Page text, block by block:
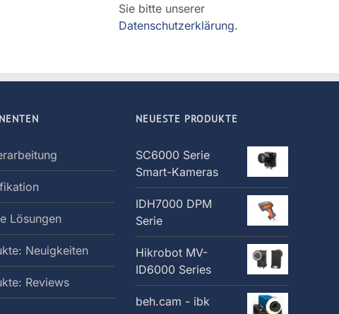
Sie bitte unserer
Datenschutzerklärung.
Lösungen
Neuigkeiten
Reviews
NEUESTE PRODUKTE
SC6000 Serie
Smart-Kameras
IDH7000 DPM
Serie
Hikrobot MV-
ID6000 Series
beh.cam - ibk